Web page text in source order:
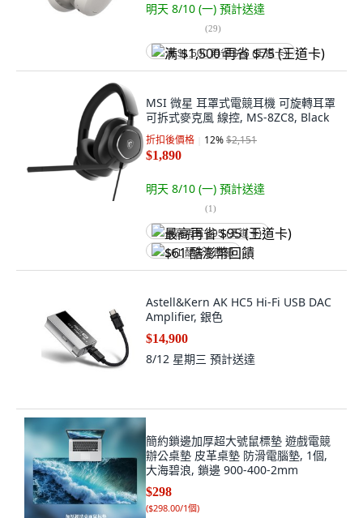
明天 8/10 (一) 預計送達
(29)
满 $1,500 再省 $75 (王道卡)
MSI 微星 耳罩式電競耳機 可旋轉耳罩
可拆式麥克風 線控, MS-8ZC8, Black
折扣後價格 12%$2,151
$1,890
明天 8/10 (一) 預計送達
(1)
最高再省 $95 (王道卡)
$61 酷澎幣回饋
Astell&Kern AK HC5 Hi-Fi USB DAC
Amplifier, 銀色
$14,900
8/12 星期三 預計送達
簡約鎖邊加厚超大號鼠標墊 遊戲電競
辦公桌墊 皮革桌墊 防滑電腦墊, 1個,
大海碧浪, 鎖邊 900-400-2mm
$298
($298.00/1個)